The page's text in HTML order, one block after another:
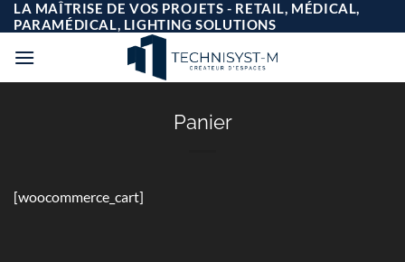
Passer
au
contenu
LA MAÎTRISE DE VOS PROJETS - RETAIL, MÉDICAL,
PARAMÉDICAL, LIGHTING SOLUTIONS
Panier
[woocommerce_cart]